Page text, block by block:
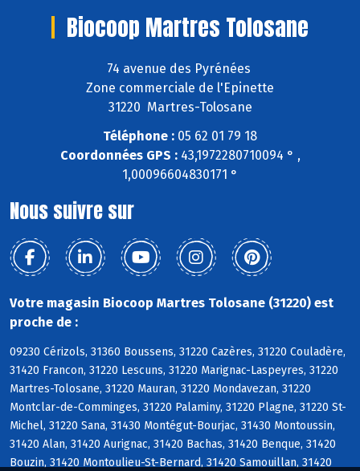
Biocoop Martres Tolosane
74 avenue des Pyrénées
Zone commerciale de l'Epinette
31220 Martres-Tolosane
Téléphone : 05 62 01 79 18
Coordonnées GPS :43,1972280710094 ° ,
1,00096604830171 °
Nous suivre sur
Votre magasin Biocoop Martres Tolosane (31220) est
proche de :
09230 Cérizols, 31360 Boussens, 31220 Cazères, 31220 Couladère,
31420 Francon, 31220 Lescuns, 31220 Marignac-Laspeyres, 31220
Martres-Tolosane, 31220 Mauran, 31220 Mondavezan, 31220
Montclar-de-Comminges, 31220 Palaminy, 31220 Plagne, 31220 St-
Michel, 31220 Sana, 31430 Montégut-Bourjac, 31430 Montoussin,
31420 Alan, 31420 Aurignac, 31420 Bachas, 31420 Benque, 31420
Bouzin, 31420 Montoulieu-St-Bernard, 31420 Samouillan, 31420